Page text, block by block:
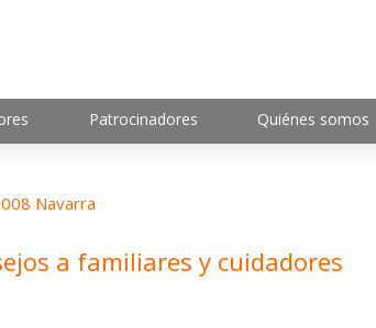
Patrocinadores Quiénes somos
Navarra
a familiares y cuidadores